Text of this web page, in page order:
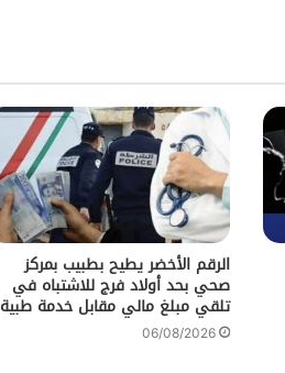
الرقم الأخضر يطيح بطبيب بمركز
صحي بحد أولاد فرج للاشتباه في
تلقي مبلغ مالي مقابل خدمة طبية
06/08/2026